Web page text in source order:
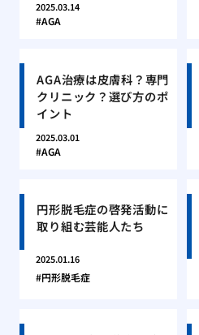
2025.03.14
AGA
AGA治療は皮膚科？専門
クリニック？選び方のポ
イント
2025.03.01
AGA
円形脱毛症の啓発活動に
取り組む芸能人たち
2025.01.16
円形脱毛症